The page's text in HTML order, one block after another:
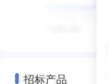
招标产品